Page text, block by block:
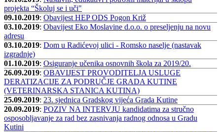
projekta “Školuj se i uči"
09.10.2019: Obavijest HEP ODS Pogon Križ
03.10.2019: Obavijest Eko Moslavine d.o.o. o preseljenju na novu
adresu
03.10.2019: Dom u Radićevoj ulici - Romsko naselje (nastavak
izgradnje)
01.10.2019: Osiguranje učenika osnovnih škola za 2019/20.
26.09.2019: OBAVIJEST PROVODITELJA USLUGE
DERATIZACIJE ZA PODRUČJE GRADA KUTINE
(VETERINARSKA STANICA KUTINA)
25.09.2019: 23. sjednica Gradskog vijeća Grada Kutine
20.09.2019: POZIV NA INTERVJU kandidatima za stručno
osposobljavanje za rad bez zasnivanja radnog odnosa u Gradu
Kutini